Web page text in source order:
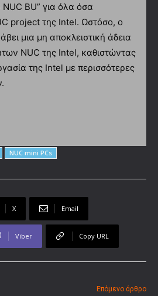
BU” για όλα όσα
project της Intel. Ωστόσο, ο
μια μη αποκλειστική άδεια
NUC της Intel, καθιστώντας
της Intel με περισσότερες
NUC mini PCs
X Email
Viber Copy URL
Επόμενο άρθρο